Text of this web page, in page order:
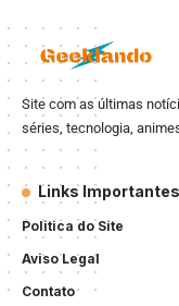
Site com as últimas
séries, tecnologia,
Links Importantes
Politica do Site
Aviso Legal
Contato